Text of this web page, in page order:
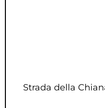
Strada della